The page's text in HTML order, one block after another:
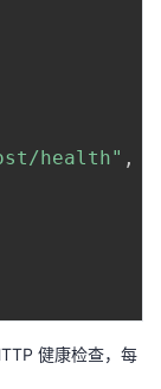
health" ,
健康检查，每